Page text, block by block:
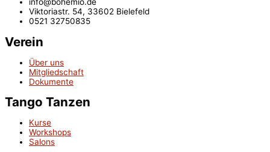
info@bohemio.de
Viktoriastr. 54, 33602 Bielefeld
0521 32750835
Verein
Über uns
Mitgliedschaft
Dokumente
Tango Tanzen
Kurse
Workshops
Salons